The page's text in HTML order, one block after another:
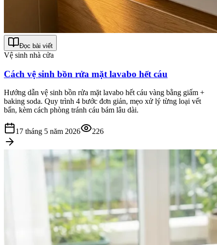
Đọc bài viết
Vệ sinh nhà cửa
Cách vệ sinh bồn rửa mặt lavabo hết cáu
Hướng dẫn vệ sinh bồn rửa mặt lavabo hết cáu vàng bằng giấm +
baking soda. Quy trình 4 bước đơn giản, mẹo xử lý từng loại vết
bẩn, kèm cách phòng tránh cáu bám lâu dài.
17 tháng 5 năm 2026 226